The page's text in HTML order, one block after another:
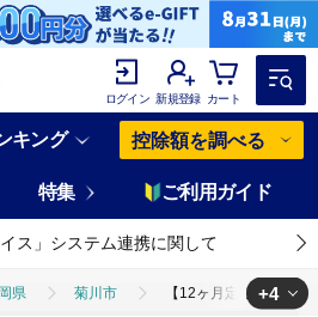
ログイン 新規登録 カート
キング 控除額を調べる
特集 ご利用ガイド
イス」システム連携に関して
県 菊川市 【12ヶ月定期便】 静
+4